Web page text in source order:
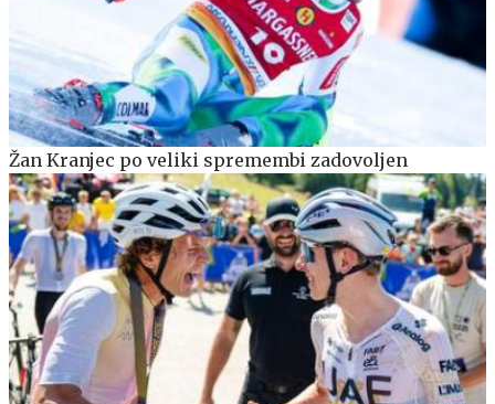
Žan Kranjec po veliki spremembi zadovoljen